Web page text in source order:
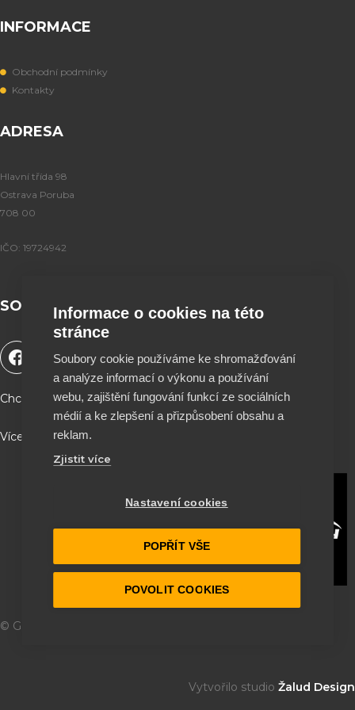
INFORMACE
Obchodní podmínky
Kontakty
ADRESA
Hlavní třída 98
Ostrava Poruba
708 00
IČO: 19724942
SOCIÁLNÍ SÍTĚ
F
a
e
o
o
u
t
u
b
i
k
t
o
n
s
t
a
Chceš podpořit naší tvorbu a být součástí projektu ?
Více info a QR kód najdeš na stránce O nás ♥
© Garage 164
Vytvořilo studio Žalud Design
Informace o cookies na této
stránce
Soubory cookie používáme ke shromažďování
a analýze informací o výkonu a používání
webu, zajištění fungování funkcí ze sociálních
médií a ke zlepšení a přizpůsobení obsahu a
reklam.
Zjistit více
Nastavení cookies
POPŘÍT VŠE
POVOLIT COOKIES